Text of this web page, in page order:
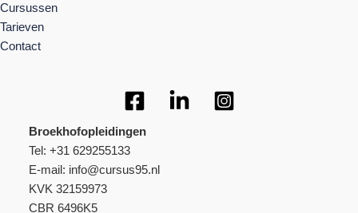
Cursussen
Tarieven
Contact
Broekhofopleidingen
Tel: +31 629255133
E-mail: info@cursus95.nl
KVK 32159973
CBR 6496K5